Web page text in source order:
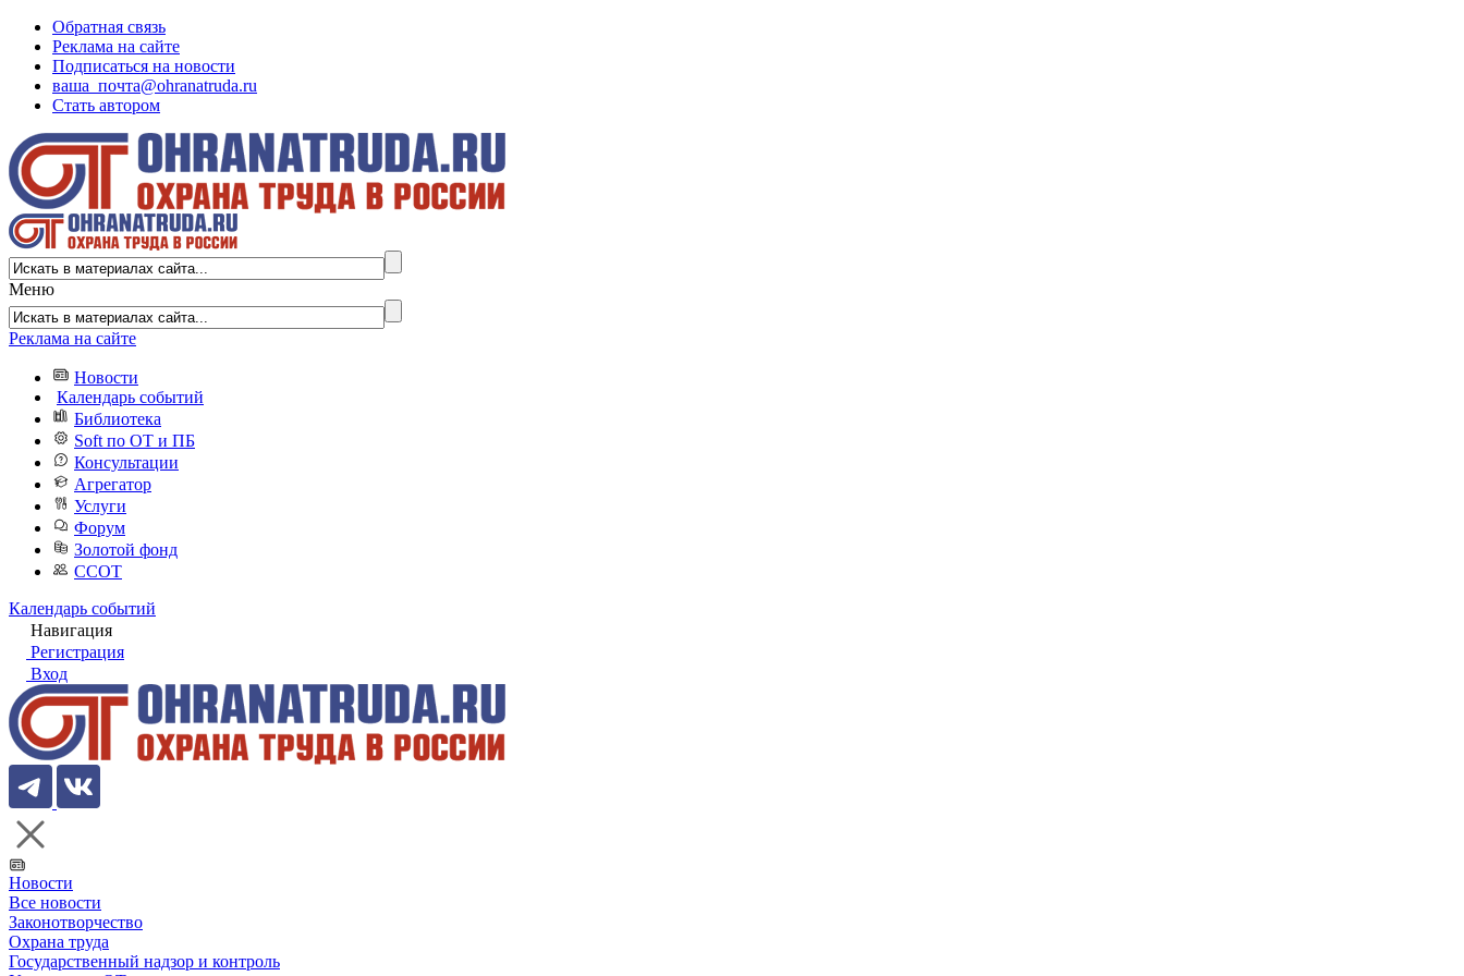
Обратная связь
Реклама на сайте
Подписаться на новости
ваша_почта@ohranatruda.ru
Стать автором
Меню
Реклама на сайте
Новости
Календарь событий
Библиотека
Soft по ОТ и ПБ
Консультации
Агрегатор
Услуги
Форум
Золотой фонд
ССОТ
Календарь событий
Навигация
Регистрация
Вход
Новости
Все новости
Законотворчество
Охрана труда
Государственный надзор и контроль